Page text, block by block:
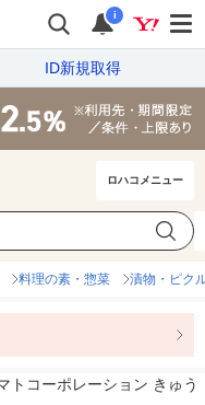
i
ID新規取得
ロハコメニュー
料理の素・惣菜 漬物・ピク